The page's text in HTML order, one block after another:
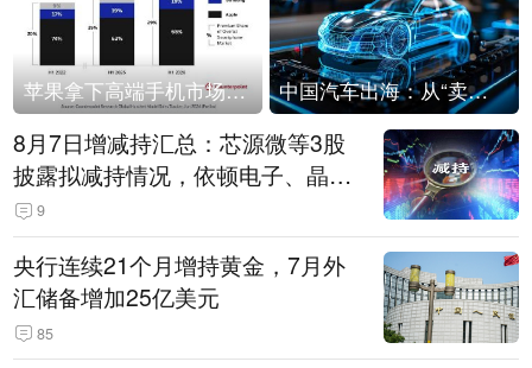
苹果拿下高端手机市场65%的份额：iPhone 17系列功不可没 中国汽车出海：从“卖出去”到“走进去”
8月7日增减持汇总：芯源微等3股
披露拟减持情况，依顿电子、晶华
微拟增持（表）
9
央行连续21个月增持黄金，7月外
汇储备增加25亿美元
85